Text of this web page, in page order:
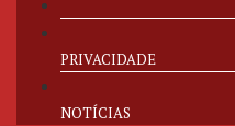
PRIVACIDADE
NOTÍCIAS